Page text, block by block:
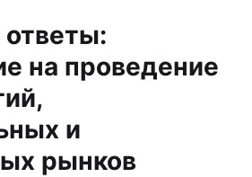
на проведение
и
рынков